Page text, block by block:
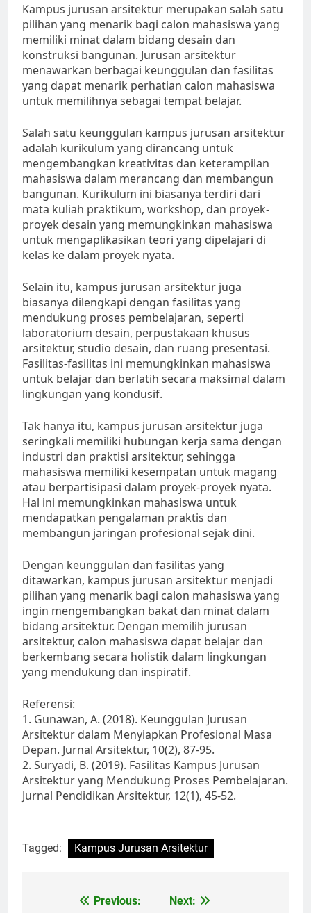
Kampus jurusan arsitektur merupakan salah satu
pilihan yang menarik bagi calon mahasiswa yang
memiliki minat dalam bidang desain dan
konstruksi bangunan. Jurusan arsitektur
menawarkan berbagai keunggulan dan fasilitas
yang dapat menarik perhatian calon mahasiswa
untuk memilihnya sebagai tempat belajar.
Salah satu keunggulan kampus jurusan arsitektur
adalah kurikulum yang dirancang untuk
mengembangkan kreativitas dan keterampilan
mahasiswa dalam merancang dan membangun
bangunan. Kurikulum ini biasanya terdiri dari
mata kuliah praktikum, workshop, dan proyek-
proyek desain yang memungkinkan mahasiswa
untuk mengaplikasikan teori yang dipelajari di
kelas ke dalam proyek nyata.
Selain itu, kampus jurusan arsitektur juga
biasanya dilengkapi dengan fasilitas yang
mendukung proses pembelajaran, seperti
laboratorium desain, perpustakaan khusus
arsitektur, studio desain, dan ruang presentasi.
Fasilitas-fasilitas ini memungkinkan mahasiswa
untuk belajar dan berlatih secara maksimal dalam
lingkungan yang kondusif.
Tak hanya itu, kampus jurusan arsitektur juga
seringkali memiliki hubungan kerja sama dengan
industri dan praktisi arsitektur, sehingga
mahasiswa memiliki kesempatan untuk magang
atau berpartisipasi dalam proyek-proyek nyata.
Hal ini memungkinkan mahasiswa untuk
mendapatkan pengalaman praktis dan
membangun jaringan profesional sejak dini.
Dengan keunggulan dan fasilitas yang
ditawarkan, kampus jurusan arsitektur menjadi
pilihan yang menarik bagi calon mahasiswa yang
ingin mengembangkan bakat dan minat dalam
bidang arsitektur. Dengan memilih jurusan
arsitektur, calon mahasiswa dapat belajar dan
berkembang secara holistik dalam lingkungan
yang mendukung dan inspiratif.
Referensi:
1. Gunawan, A. (2018). Keunggulan Jurusan
Arsitektur dalam Menyiapkan Profesional Masa
Depan. Jurnal Arsitektur, 10(2), 87-95.
2. Suryadi, B. (2019). Fasilitas Kampus Jurusan
Arsitektur yang Mendukung Proses Pembelajaran.
Jurnal Pendidikan Arsitektur, 12(1), 45-52.
Tagged: Kampus Jurusan Arsitektur
Previous: Next: